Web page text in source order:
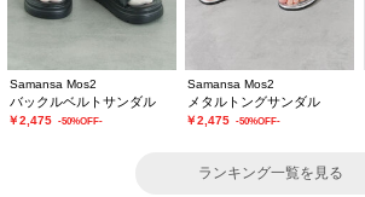
Samansa Mos2
バックルベルトサンダル
￥2,475 -50%OFF-
Samansa Mos2
メタルトングサンダル
￥2,475 -50%OFF-
ランキング一覧を見る